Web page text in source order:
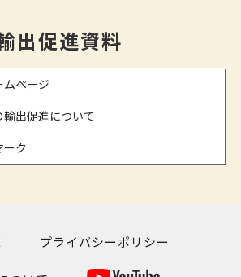
出促進資料
ムページ
出促進について
ク
プライバシーポリシー